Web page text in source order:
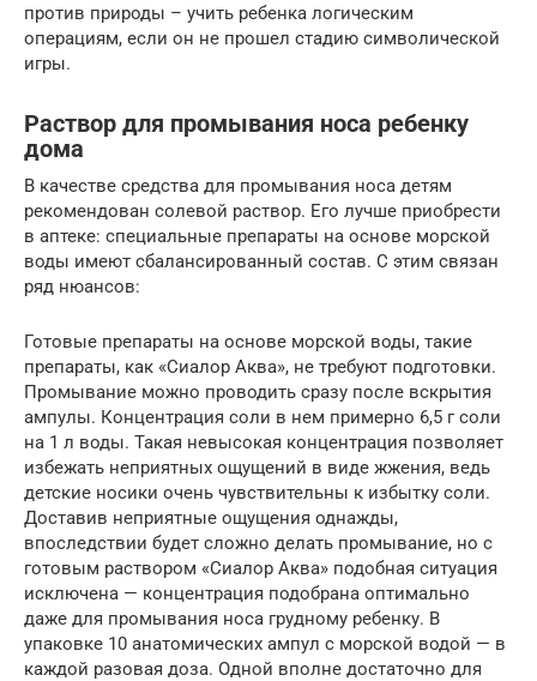
против природы – учить ребенка логическим
операциям, если он не прошел стадию символической
игры.
Раствор для промывания носа ребенку
дома
В качестве средства для промывания носа детям
рекомендован солевой раствор. Его лучше приобрести
в аптеке: специальные препараты на основе морской
воды имеют сбалансированный состав. С этим связан
ряд нюансов:
Готовые препараты на основе морской воды, такие
препараты, как «Сиалор Аква», не требуют подготовки.
Промывание можно проводить сразу после вскрытия
ампулы. Концентрация соли в нем примерно 6,5 г соли
на 1 л воды. Такая невысокая концентрация позволяет
избежать неприятных ощущений в виде жжения, ведь
детские носики очень чувствительны к избытку соли.
Доставив неприятные ощущения однажды,
впоследствии будет сложно делать промывание, но с
готовым раствором «Сиалор Аква» подобная ситуация
исключена — концентрация подобрана оптимально
даже для промывания носа грудному ребенку. В
упаковке 10 анатомических ампул с морской водой — в
каждой разовая доза. Одной вполне достаточно для